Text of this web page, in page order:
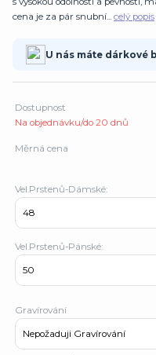
cena je za pár snubní... celý popis
U nás máte dárkové
Dostupnost
Na objednávku/do 20 dnů
Měrná cena
Vel.Prstenů-Dámské:
Vel.Prstenů-Pánské:
Gravírování